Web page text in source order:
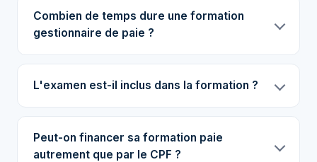
Combien de temps dure une formation
gestionnaire de paie ?
L'examen est-il inclus dans la formation ?
Peut-on financer sa formation paie
autrement que par le CPF ?